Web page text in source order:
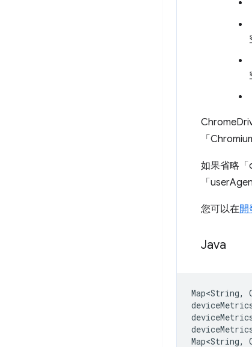
「
如果省略
「
您可以在
Java
Map<String,
Map<String,